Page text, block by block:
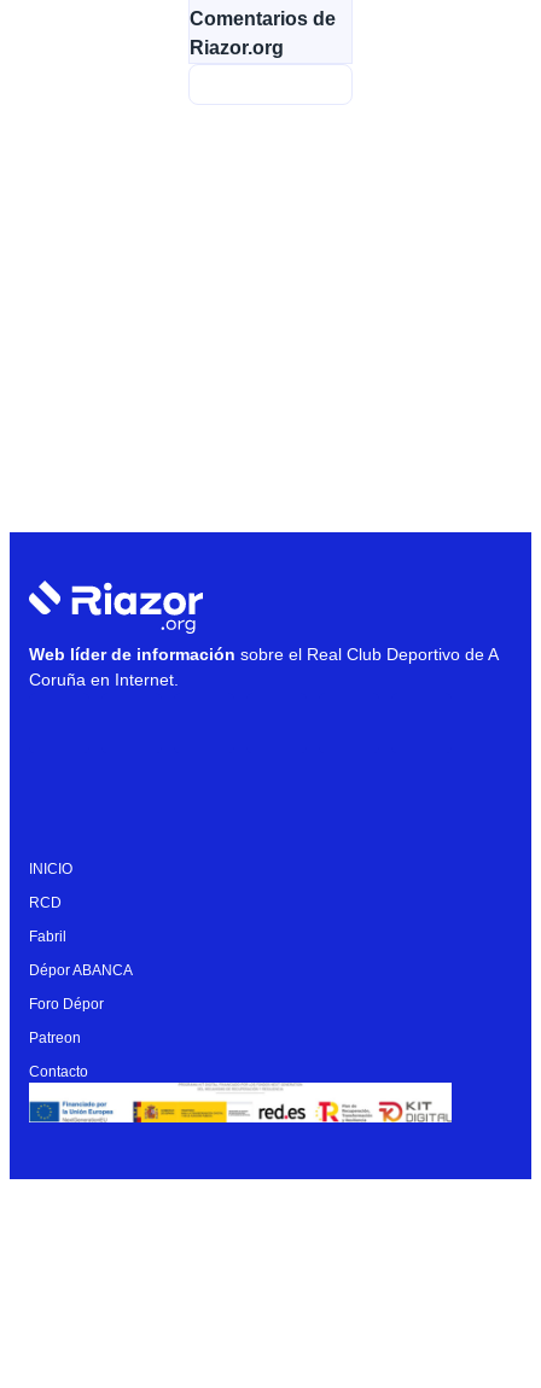
Comentarios de
Riazor.org
Web líder de información sobre el Real Club Deportivo de A
Coruña en Internet.
INICIO
RCD
Fabril
Dépor ABANCA
Foro Dépor
Patreon
Contacto